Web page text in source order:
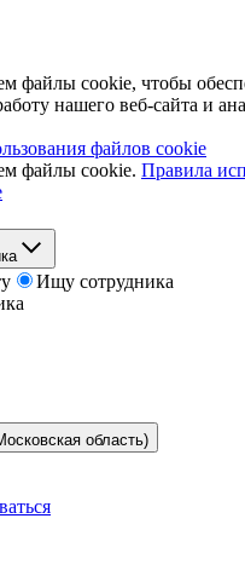
файлы cookie, чтобы
нашего веб-сайта и
файлов cookie
файлы cookie. Правила
Ищу сотрудника
область)